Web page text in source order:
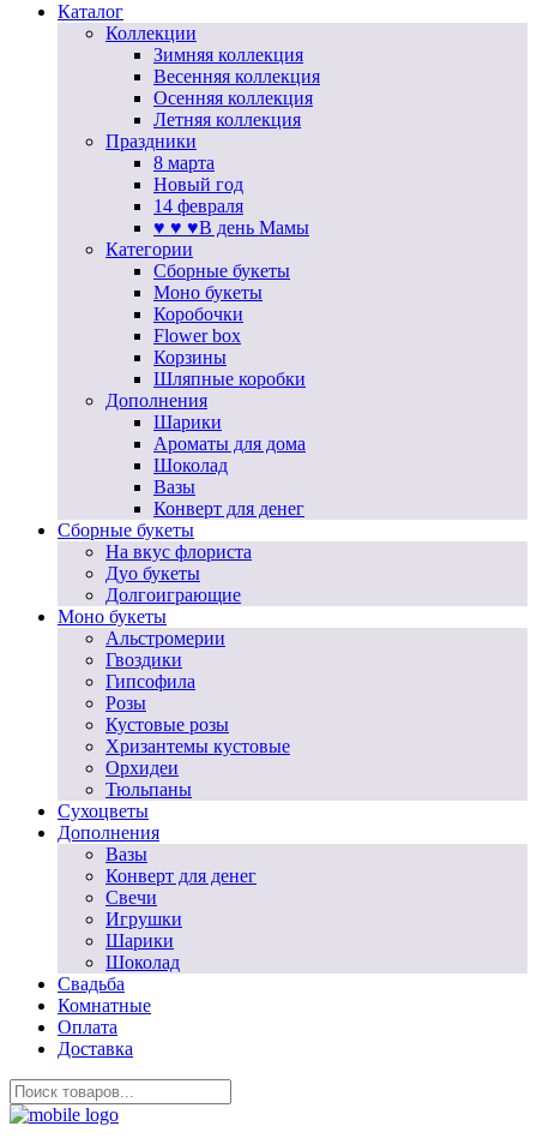
Каталог
Коллекции
Зимняя коллекция
Весенняя коллекция
Осенняя коллекция
Летняя коллекция
Праздники
8 марта
Новый год
14 февраля
♥ ♥ ♥В день Мамы
Категории
Сборные букеты
Моно букеты
Коробочки
Flower box
Корзины
Шляпные коробки
Дополнения
Шарики
Ароматы для дома
Шоколад
Вазы
Конверт для денег
Сборные букеты
На вкус флориста
Дуо букеты
Долгоиграющие
Моно букеты
Альстромерии
Гвоздики
Гипсофила
Розы
Кустовые розы
Хризантемы кустовые
Орхидеи
Тюльпаны
Сухоцветы
Дополнения
Вазы
Конверт для денег
Свечи
Игрушки
Шарики
Шоколад
Свадьба
Комнатные
Оплата
Доставка